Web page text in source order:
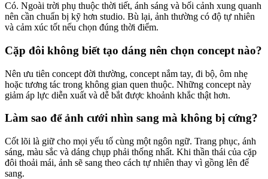
Có. Ngoài trời phụ thuộc thời tiết, ánh sáng và bối cảnh xung quanh
nên cần chuẩn bị kỹ hơn studio. Bù lại, ảnh thường có độ tự nhiên
và cảm xúc tốt nếu chọn đúng thời điểm.
Cặp đôi không biết tạo dáng nên chọn concept nào?
Nên ưu tiên concept đời thường, concept nắm tay, đi bộ, ôm nhẹ
hoặc tương tác trong không gian quen thuộc. Những concept này
giảm áp lực diễn xuất và dễ bắt được khoảnh khắc thật hơn.
Làm sao để ảnh cưới nhìn sang mà không bị cứng?
Cốt lõi là giữ cho mọi yếu tố cùng một ngôn ngữ. Trang phục, ánh
sáng, màu sắc và dáng chụp phải thống nhất. Khi thần thái của cặp
đôi thoải mái, ảnh sẽ sang theo cách tự nhiên thay vì gồng lên để
sang.